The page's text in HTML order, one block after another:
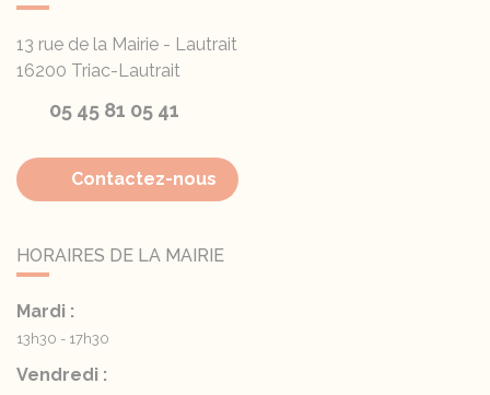
13 rue de la Mairie - Lautrait
16200 Triac-Lautrait
05 45 81 05 41
Contactez-nous
HORAIRES DE LA MAIRIE
Mardi :
13h30 - 17h30
Vendredi :